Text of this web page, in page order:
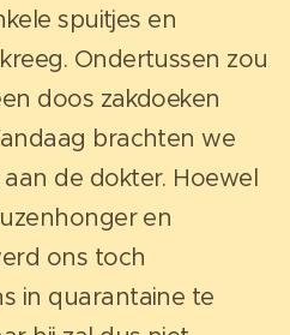
spuitjes en
Ondertussen zou
doos zakdoeken
brachten we
de dokter. Hoewel
en
ons toch
in quarantaine te